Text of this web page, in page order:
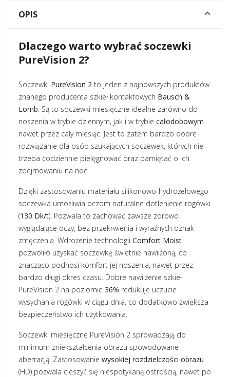
OPIS
Dlaczego warto wybrać soczewki
PureVision 2?
Soczewki PureVision 2 to jeden z najnowszych produktów
znanego producenta szkieł kontaktowych Bausch &
Lomb. Są to soczewki miesięczne idealne zarówno do
noszenia w trybie dziennym, jak i w trybie całodobowym
nawet przez cały miesiąc. Jest to zatem bardzo dobre
rozwiązanie dla osób szukających soczewek, których nie
trzeba codziennie pielęgnować oraz pamiętać o ich
zdejmowaniu na noc.
Dzięki zastosowaniu materiału silikonowo-hydrożelowego
soczewka umożliwia oczom naturalne dotlenienie rogówki
(130 Dk/t). Pozwala to zachować zawsze zdrowo
wyglądające oczy, bez przekrwienia i wyraźnych oznak
zmęczenia. Wdrożenie technologii Comfort Moist
pozwoliło uzyskać soczewkę świetnie nawilżoną, co
znacząco podnosi komfort jej noszenia, nawet przez
bardzo długi okres czasu. Dobre nawilżenie szkieł
PureVision 2 na poziomie 36% redukuje uczucie
wysychania rogówki w ciągu dnia, co dodatkowo zwiększa
bezpieczeństwo ich użytkowania.
Soczewki miesięczne PureVision 2 sprowadzają do
minimum zniekształcenia obrazu spowodowane
aberracją. Zastosowanie wysokiej rozdzielczości obrazu
(HD) pozwala cieszyć się niespotykaną ostrością, nawet po